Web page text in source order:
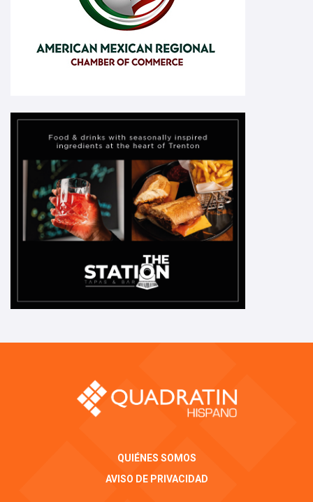
QUIÉNES SOMOS
AVISO DE PRIVACIDAD